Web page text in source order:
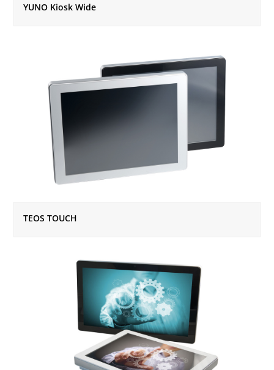
YUNO Kiosk Wide
TEOS TOUCH